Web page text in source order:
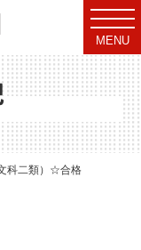
t
o
g
g
l
e
n
v
i
g
MENU
科二類）☆合格☆2021年春